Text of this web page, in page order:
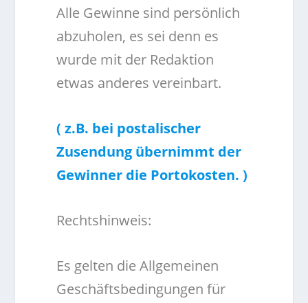
Alle Gewinne sind persönlich
abzuholen, es sei denn es
wurde mit der Redaktion
etwas anderes vereinbart.
( z.B. bei postalischer
Zusendung übernimmt der
Gewinner die Portokosten. )
Rechtshinweis:
Es gelten die Allgemeinen
Geschäftsbedingungen für